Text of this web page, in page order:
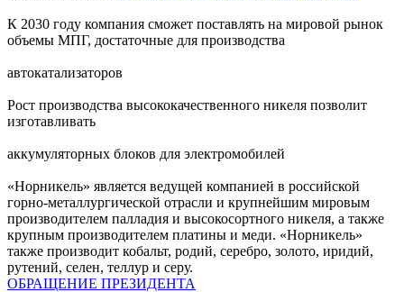
К 2030 году компания сможет поставлять на мировой рынок
объемы МПГ, достаточные для производства
автокатализаторов
Рост производства высококачественного никеля позволит
изготавливать
аккумуляторных блоков для электромобилей
«Норникель» является ведущей компанией в российской
горно-металлургической отрасли и крупнейшим мировым
производителем палладия и высокосортного никеля, а также
крупным производителем платины и меди. «Норникель»
также производит кобальт, родий, серебро, золото, иридий,
рутений, селен, теллур и серу.
ОБРАЩЕНИЕ ПРЕЗИДЕНТА